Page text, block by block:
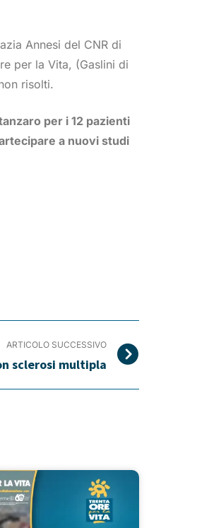
Annesi del CNR di
per la Vita, (Gaslini di
risolti.
per i 12 pazienti
a nuovi studi
ARTICOLO SUCCESSIVO
sclerosi multipla